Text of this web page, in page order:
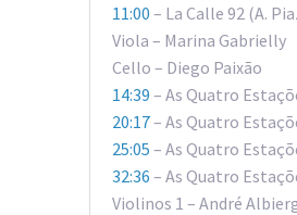
11:00 – La Calle 92 (A.
Viola – Marina Gabrielly
Cello – Diego Paixão
14:39 – As Quatro
20:17– As Quatro
25:05 – As Quatro
32:36 – As Quatro
Violinos 1 – André